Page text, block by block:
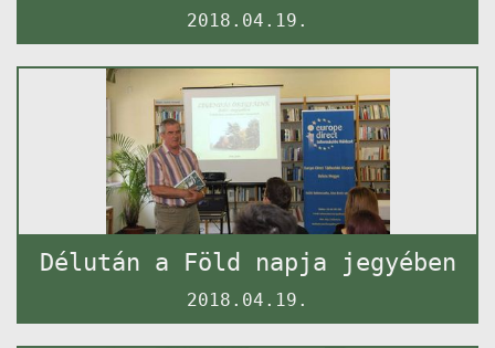
2018.04.19.
Délután a Föld napja jegyében
2018.04.19.